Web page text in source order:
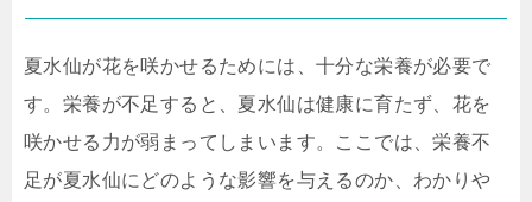
夏水仙が花を咲かせるためには、十分な栄養が必要で
す。栄養が不足すると、夏水仙は健康に育たず、花を
咲かせる力が弱まってしまいます。ここでは、栄養不
足が夏水仙にどのような影響を与えるのか、わかりや